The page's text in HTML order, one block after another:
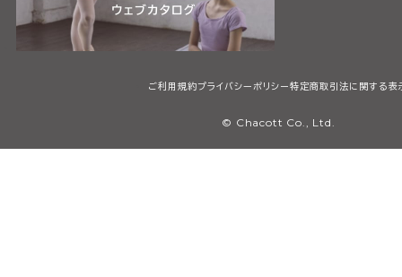
ご利用規約プライバシーポリシー特定商取引法に関する表
© Chacott Co., Ltd.